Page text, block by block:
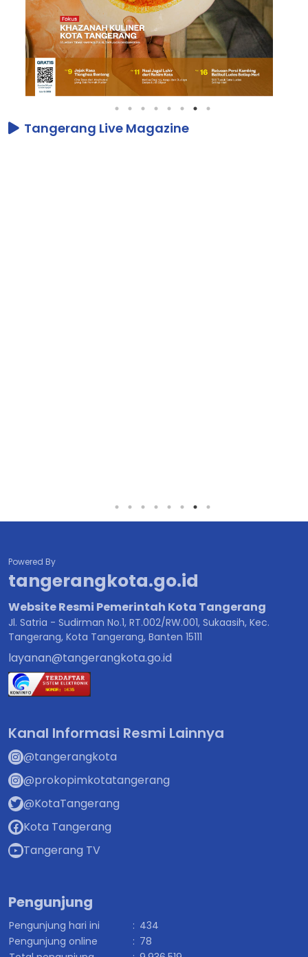
Tangerang Live Magazine
Powered By
tangerangkota.go.id
Website Resmi Pemerintah Kota Tangerang
Jl. Satria - Sudirman No.1, RT.002/RW.001, Sukaasih, Kec.
Tangerang, Kota Tangerang, Banten 15111
layanan@tangerangkota.go.id
Kanal Informasi Resmi Lainnya
@tangerangkota
@prokopimkotatangerang
@KotaTangerang
Kota Tangerang
Tangerang TV
Pengunjung
Pengunjung hari ini : 434
Pengunjung online
: 78